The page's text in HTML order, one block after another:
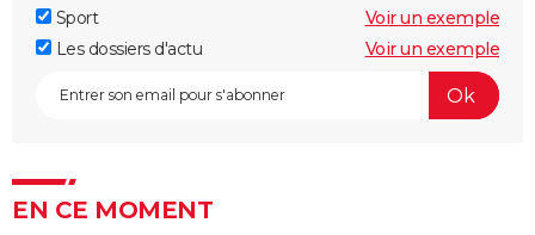
Sport
Voir un exemple
Les dossiers d'actu
Voir un exemple
EN CE MOMENT